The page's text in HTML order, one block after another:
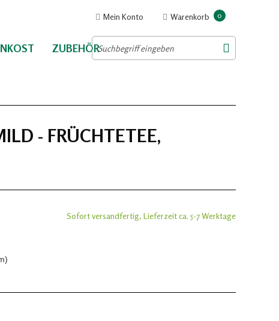
Warenkorb 0
Mein Konto
ZUBEHÖR
- FRÜCHTETEE,
Sofort versandfertig, Lieferzeit ca. 5-7 Werktage